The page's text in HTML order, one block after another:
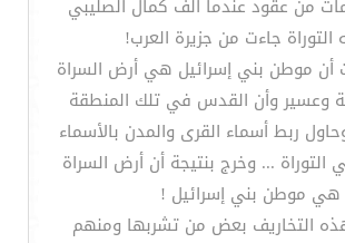
من عقود عندما ألف كمال الصليبي
التوراة جاءت من جزيرة العرب!
أن موطن بني إسرائيل هي أرض السراة
وعسير وأن القدس في تلك المنطقة
ربط أسماء القرى والمدن بالأسماء
... وخرج بنتيجة أن أرض السراة
هي موطن بني إسرائيل !
التخاريف بعض من تشربها ومنهم